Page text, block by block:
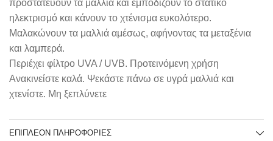
προστατεύουν τα μαλλιά και εμποδίζουν το στατικό
ηλεκτρισμό και κάνουν το χτένισμα ευκολότερο.
Μαλακώνουν τα μαλλιά αμέσως, αφήνοντας τα μεταξένια
και λαμπερά.
Περιέχει φίλτρο UVA / UVB. Προτεινόμενη χρήση
Ανακινείστε καλά. Ψεκάστε πάνω σε υγρά μαλλιά και
χτενίστε. Μη ξεπλύνετε
ΕΠΙΠΛΈΟΝ ΠΛΗΡΟΦΟΡΊΕΣ